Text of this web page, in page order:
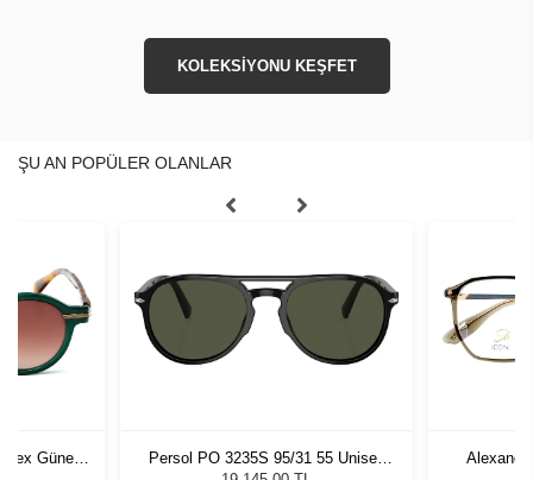
KOLEKSİYONU KEŞFET
ŞU AN POPÜLER OLANLAR
Güneş
Persol PO 3235S 95/31 55 Unisex
Güneş Gözlüğü